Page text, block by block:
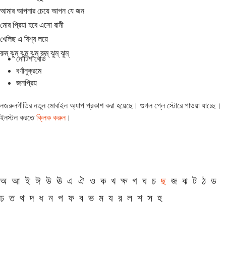
আমার আপনার চেয়ে আপন যে জন
মোর প্রিয়া হবে এসো রানী
খেলিছ এ বিশ্ব লয়ে
রুম্ ঝুম্ ঝুম্ ঝুম্ রুম্ ঝুম্ ঝুম্
নোটিশ বোর্ড
বর্ণানুক্রমে
জনপ্রিয়
নজরুলগীতির নতুন মোবাইল অ্যাপ প্রকাশ করা হয়েছে। গুগল প্লে স্টোরে পাওয়া যাচ্ছে।
ইনস্টল করতেক্লিক করুন।
অ আ ই ঈ উ ঊ এ ঐ ও ক খ ক্ষ গ ঘ চ ছ জ ঝ ট ঠ ড
ঢ ত থ দ ধ ন প ফ ব ভ ম য র ল শ স হ